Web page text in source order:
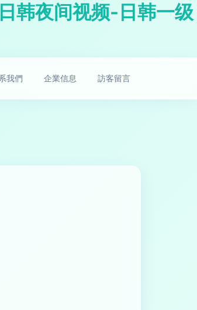
韩夜间视频-日韩一级
我們 企業信息 訪客留言